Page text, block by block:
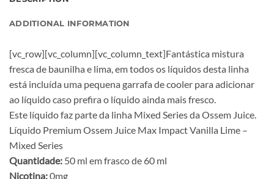
ADDITIONAL INFORMATION
[vc_row][vc_column][vc_column_text]Fantástica mistura
fresca de baunilha e lima, em todos os líquidos desta linha
está incluída uma pequena garrafa de cooler para adicionar
ao líquido caso prefira o líquido ainda mais fresco.
Este líquido faz parte da linha Mixed Series da Ossem Juice.
Líquido Premium Ossem Juice Max Impact Vanilla Lime –
Mixed Series
Quantidade: 50 ml em frasco de 60 ml
Nicotina:0mg